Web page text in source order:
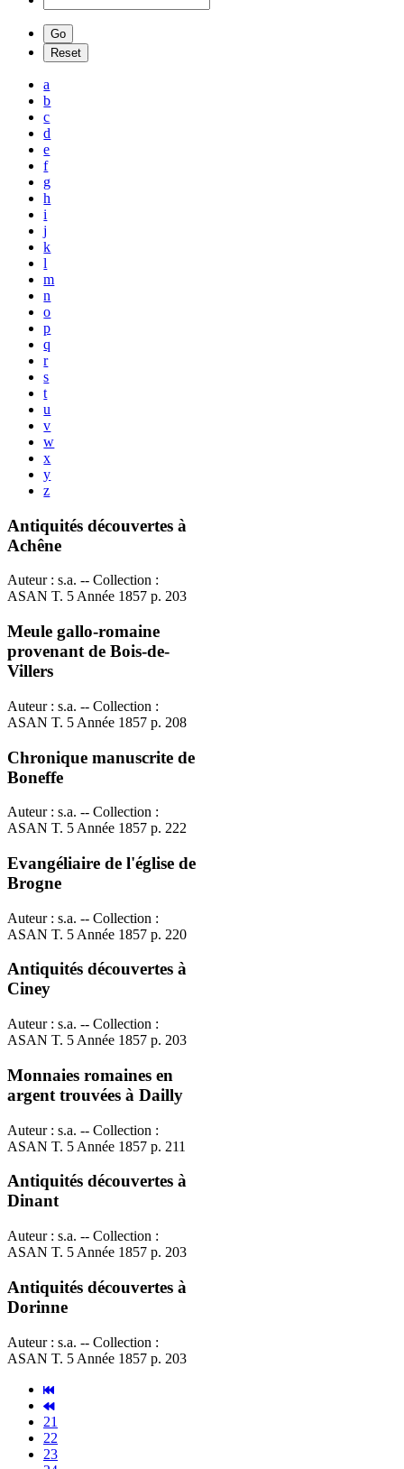
a
b
c
d
e
f
g
h
i
j
k
l
m
n
o
p
q
r
s
t
u
v
w
x
y
z
Antiquités découvertes à
Achêne
Auteur : s.a. -- Collection :
ASAN T. 5 Année 1857 p. 203
Meule gallo-romaine
provenant de Bois-de-
Villers
Auteur : s.a. -- Collection :
ASAN T. 5 Année 1857 p. 208
Chronique manuscrite de
Boneffe
Auteur : s.a. -- Collection :
ASAN T. 5 Année 1857 p. 222
Evangéliaire de l'église de
Brogne
Auteur : s.a. -- Collection :
ASAN T. 5 Année 1857 p. 220
Antiquités découvertes à
Ciney
Auteur : s.a. -- Collection :
ASAN T. 5 Année 1857 p. 203
Monnaies romaines en
argent trouvées à Dailly
Auteur : s.a. -- Collection :
ASAN T. 5 Année 1857 p. 211
Antiquités découvertes à
Dinant
Auteur : s.a. -- Collection :
ASAN T. 5 Année 1857 p. 203
Antiquités découvertes à
Dorinne
Auteur : s.a. -- Collection :
ASAN T. 5 Année 1857 p. 203
21
22
23